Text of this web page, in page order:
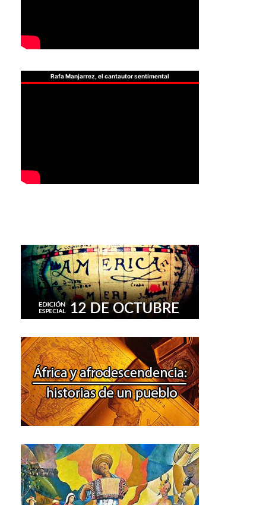
Rafa Manjarrez, el cantautor sentimental